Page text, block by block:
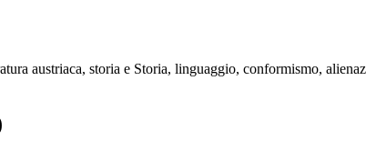
austriaca, storia e Storia, linguaggio, conformismo,